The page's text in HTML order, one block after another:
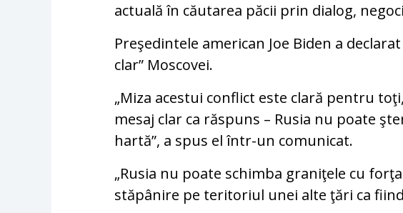
actuală în căutarea păcii prin dialog,
Preşedintele american Joe Biden a
clar” Moscovei.
„Miza acestui conflict este clară pentru
mesaj clar ca răspuns – Rusia nu poate
hartă”, a spus el într-un comunicat.
„Rusia nu poate schimba graniţele cu
stăpânire pe teritoriul unei alte ţări ca